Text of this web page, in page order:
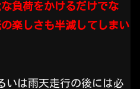
負荷をかけるだけでな
楽しさも半減してしまい
いは雨天走行の後には必